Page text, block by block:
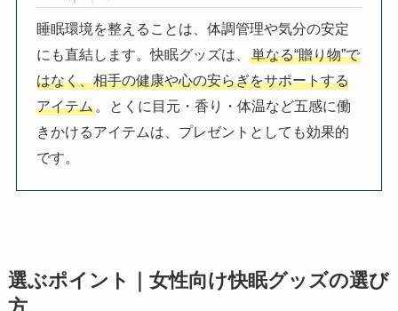
睡眠環境を整えることは、体調管理や気分の安定
にも直結します。快眠グッズは、単なる“贈り物”で
はなく、相手の健康や心の安らぎをサポートする
アイテム 。とくに目元・香り・体温など五感に働
きかけるアイテムは、プレゼントとしても効果的
です。
選ぶポイント｜女性向け快眠グッズの選び